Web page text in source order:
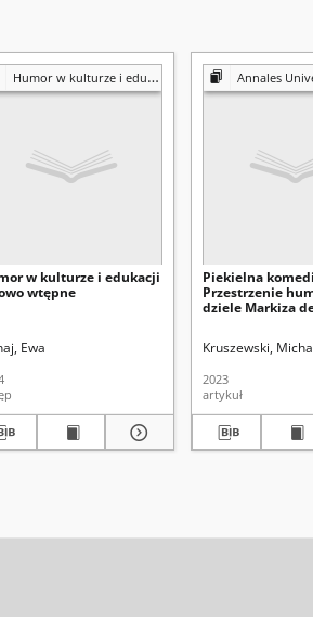
Latoch-Zielińska, Małgorzata. Red
Humor w kulturze i edukacji
w kulturze i edukacji
wtępne
Ewa
Annales Universitatis Mariae Curie-
Piekielna
Przestrzenie
dziele Markiza
Kruszewski,
2023
artykuł